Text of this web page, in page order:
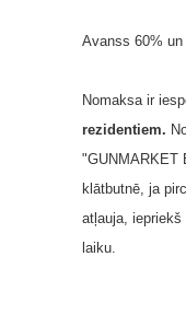
Avanss 60%
Nomaksa ir
rezidentiem.
"GUNMARKET
klātbutnē, ja
atļauja, iepriekš
laiku.